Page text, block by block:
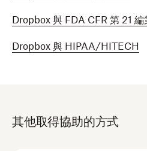
Dropbox 與 FDA CFR 第 21 編
Dropbox 與 HIPAA/HITECH
其他取得協助的方式